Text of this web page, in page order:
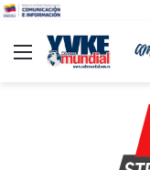
Menu